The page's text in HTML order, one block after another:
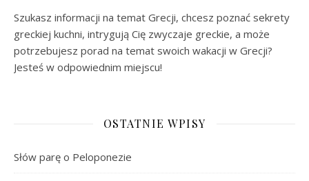
Szukasz informacji na temat Grecji, chcesz poznać sekrety
greckiej kuchni, intrygują Cię zwyczaje greckie, a może
potrzebujesz porad na temat swoich wakacji w Grecji?
Jesteś w odpowiednim miejscu!
OSTATNIE WPISY
Słów parę o Peloponezie